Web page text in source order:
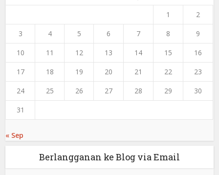
1 2
3 4 5 6 7 8 9
10 11 12 13 14 15 16
17 18 19 20 21 22 23
24 25 26 27 28 29 30
31
« Sep
Berlangganan ke Blog via Email